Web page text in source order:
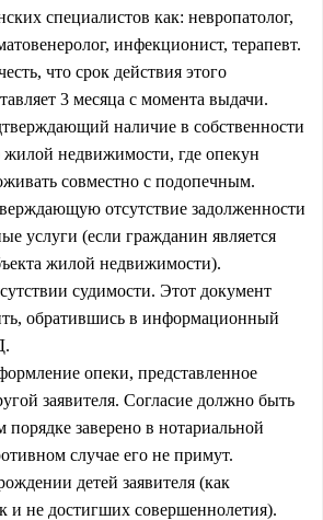
специалистов как: невропатолог,
инфекционист, терапевт.
что срок действия этого
3 месяца с момента выдачи.
наличие в собственности
жилой недвижимости, где опекун
совместно с подопечным.
отсутствие задолженности
услуги (если гражданин является
жилой недвижимости).
судимости. Этот документ
обратившись в информационный
опеки, представленное
заявителя. Согласие должно быть
порядке заверено в нотариальной
случае его не примут.
детей заявителя (как
и не достигших совершеннолетия).